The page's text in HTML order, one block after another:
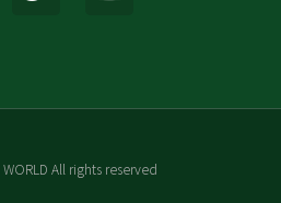
All rights reserved